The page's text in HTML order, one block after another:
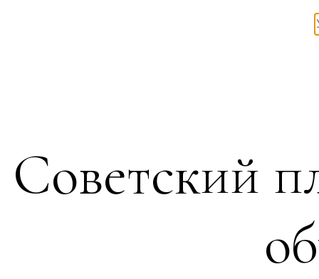
Советский